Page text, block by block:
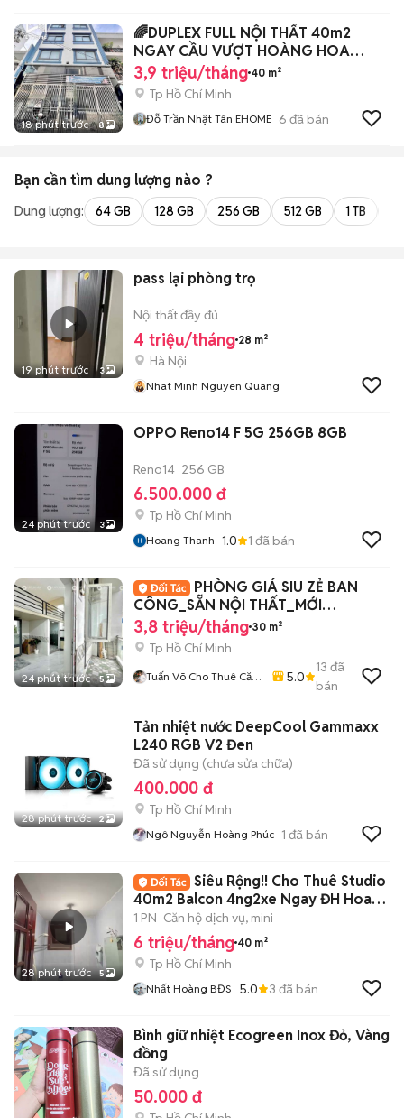
18 phút trước 8
🌈DUPLEX FULL NỘI THẤT 40m2
NGAY CẦU VƯỢT HOÀNG HOA
THÁM CỘNG HOÀ
3,9 triệu/tháng 40 m²
Tp Hồ Chí Minh
Đỗ Trần Nhật Tân EHOME 6 đã bán
Bạn cần tìm dung lượng nào ?
Dung lượng: 64 GB 128 GB 256 GB 512 GB 1 TB
19 phút trước 3
pass lại phòng trọ
Nội thất đầy đủ
4 triệu/tháng 28 m²
Hà Nội
Nhat Minh Nguyen Quang
24 phút trước 3
OPPO Reno14 F 5G 256GB 8GB
Reno14 256 GB
6.500.000 đ
Tp Hồ Chí Minh
Hoang Thanh 1.0 1 đã bán
24 phút trước 5
PHÒNG GIÁ SIU ZẺ BAN
CÔNG_SẴN NỘI THẤT_MỚI
100%_BÀ HOM_TỈNH LỘ 10_Q6
3,8 triệu/tháng 30 m²
Tp Hồ Chí Minh
Tuấn Võ Cho Thuê Căn
5.0
13 đã
bán
28 phút trước 2
Tản nhiệt nước DeepCool Gammaxx
L240 RGB V2 Đen
Đã sử dụng (chưa sửa chữa)
400.000 đ
Tp Hồ Chí Minh
Ngô Nguyễn Hoàng Phúc 1 đã bán
28 phút trước 5
Siêu Rộng!! Cho Thuê Studio
40m2 Balcon 4ng2xe Ngay ĐH Hoa
Sen ĐH UEH
1 PN Căn hộ dịch vụ, mini
6 triệu/tháng 40 m²
Tp Hồ Chí Minh
Nhất Hoàng BĐS 5.0 3 đã bán
Bình giữ nhiệt Ecogreen Inox Đỏ, Vàng
đồng
Đã sử dụng
50.000 đ